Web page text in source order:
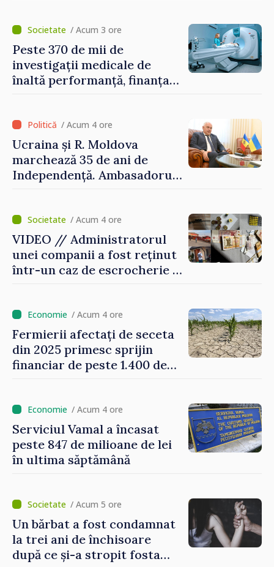
poartă întreaga vină pentru
pericolul adus la casele
oamenilor noștri”
/ Acum 3 ore
Peste 370 de mii de
investigații medicale de
înaltă performanță, finanțate
/ Acum 4 ore
Ucraina și R. Moldova
marchează 35 de ani de
Independență. Ambasadorul
suntem rezistenți și știm să
ne punctăm prioritățile
pentru viitor”
/ Acum 4 ore
VIDEO // Administratorul
unei companii a fost reținut
într-un caz de escrocherie și
domeniul agricol
/ Acum 4 ore
Fermierii afectați de seceta
din 2025 primesc sprijin
financiar de peste 1.400 de
/ Acum 4 ore
Serviciul Vamal a încasat
peste 847 de milioane de lei
în ultima săptămână
/ Acum 5 ore
Un bărbat a fost condamnat
la trei ani de închisoare
după ce și-a stropit fosta